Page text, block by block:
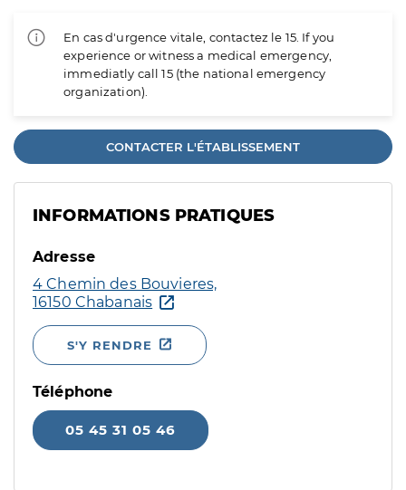
En cas d'urgence vitale, contactez le 15. If you
experience or witness a medical emergency,
immediatly call 15 (the national emergency
organization).
CONTACTER L'ÉTABLISSEMENT
INFORMATIONS PRATIQUES
Adresse
4 Chemin des Bouvieres,
16150 Chabanais
S'Y RENDRE
Téléphone
05 45 31 05 46